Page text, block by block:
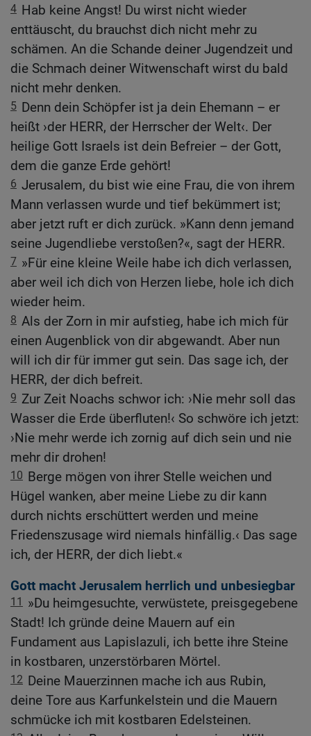
4 Hab keine Angst! Du wirst nicht wieder
enttäuscht, du brauchst dich nicht mehr zu
schämen. An die Schande deiner Jugendzeit und
die Schmach deiner Witwenschaft wirst du bald
nicht mehr denken.
5 Denn dein Schöpfer ist ja dein Ehemann – er
heißt ›der HERR, der Herrscher der Welt‹. Der
heilige Gott Israels ist dein Befreier – der Gott,
dem die ganze Erde gehört!
6 Jerusalem, du bist wie eine Frau, die von ihrem
Mann verlassen wurde und tief bekümmert ist;
aber jetzt ruft er dich zurück. »Kann denn jemand
seine Jugendliebe verstoßen?«, sagt der HERR.
7 »Für eine kleine Weile habe ich dich verlassen,
aber weil ich dich von Herzen liebe, hole ich dich
wieder heim.
8 Als der Zorn in mir aufstieg, habe ich mich für
einen Augenblick von dir abgewandt. Aber nun
will ich dir für immer gut sein. Das sage ich, der
HERR, der dich befreit.
9 Zur Zeit Noachs schwor ich: ›Nie mehr soll das
Wasser die Erde überfluten!‹ So schwöre ich jetzt:
›Nie mehr werde ich zornig auf dich sein und nie
mehr dir drohen!
10 Berge mögen von ihrer Stelle weichen und
Hügel wanken, aber meine Liebe zu dir kann
durch nichts erschüttert werden und meine
Friedenszusage wird niemals hinfällig.‹ Das sage
ich, der HERR, der dich liebt.«
Gott macht Jerusalem herrlich und unbesiegbar
11
»Du heimgesuchte, verwüstete, preisgegebene
Stadt! Ich gründe deine Mauern auf ein
Fundament aus Lapislazuli, ich bette ihre Steine
in kostbaren, unzerstörbaren Mörtel.
12 Deine Mauerzinnen mache ich aus Rubin,
deine Tore aus Karfunkelstein und die Mauern
schmücke ich mit kostbaren Edelsteinen.